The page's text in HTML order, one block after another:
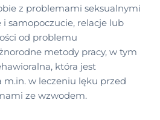
z problemami seksualnymi
samopoczucie, relacje lub
od problemu
metody pracy, w tym
która jest
m.in. w leczeniu lęku przed
ze wzwodem.